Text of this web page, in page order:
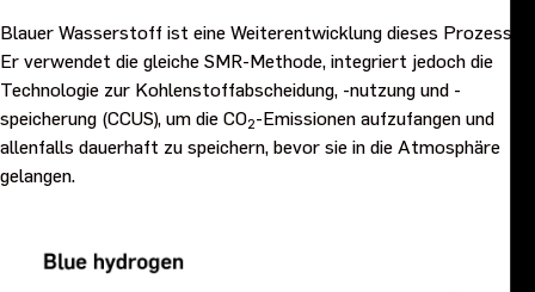
Blauer Wasserstoff ist eine Weiterentwicklung dieses Prozesses.
Er verwendet die gleiche SMR-Methode, integriert jedoch die
Technologie zur Kohlenstoffabscheidung, -nutzung und -
speicherung (CCUS), um die CO2-Emissionen aufzufangen und
allenfalls dauerhaft zu speichern, bevor sie in die Atmosphäre
gelangen.